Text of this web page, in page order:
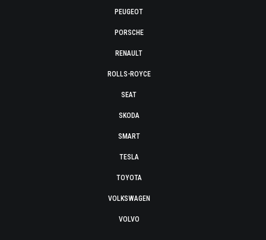
PEUGEOT
PORSCHE
RENAULT
ROLLS-ROYCE
SEAT
SKODA
SMART
TESLA
TOYOTA
VOLKSWAGEN
VOLVO